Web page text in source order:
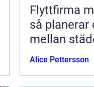
Flyttfirma
så planerar
mellan
Alice Pettersson